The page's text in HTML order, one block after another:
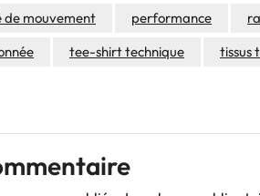
de mouvement performance
tee-shirt technique tissus